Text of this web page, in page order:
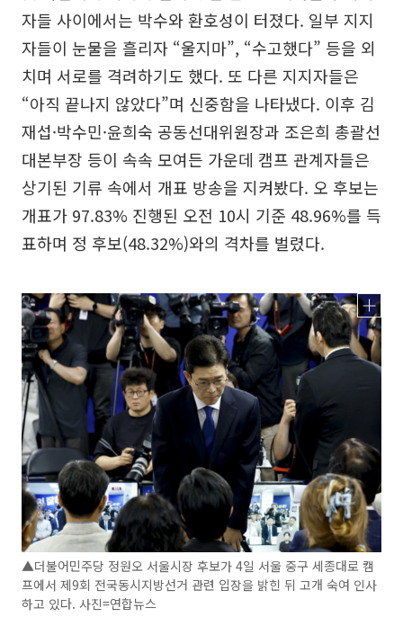
자들 사이에서는 박수와 환호성이 터졌다. 일부 지지
자들이 눈물을 흘리자 “울지마”, “수고했다” 등을 외
치며 서로를 격려하기도 했다. 또 다른 지지자들은
“아직 끝나지 않았다”며 신중함을 나타냈다. 이후 김
재섭·박수민·윤희숙 공동선대위원장과 조은희 총괄선
대본부장 등이 속속 모여든 가운데 캠프 관계자들은
상기된 기류 속에서 개표 방송을 지켜봤다. 오 후보는
개표가 97.83% 진행된 오전 10시 기준 48.96%를 득
표하며 정 후보(48.32%)와의 격차를 벌렸다.
▲더불어민주당 정원오 서울시장 후보가 4일 서울 중구 세종대로 캠
프에서 제9회 전국동시지방선거 관련 입장을 밝힌 뒤 고개 숙여 인사
하고 있다. 사진=연합뉴스